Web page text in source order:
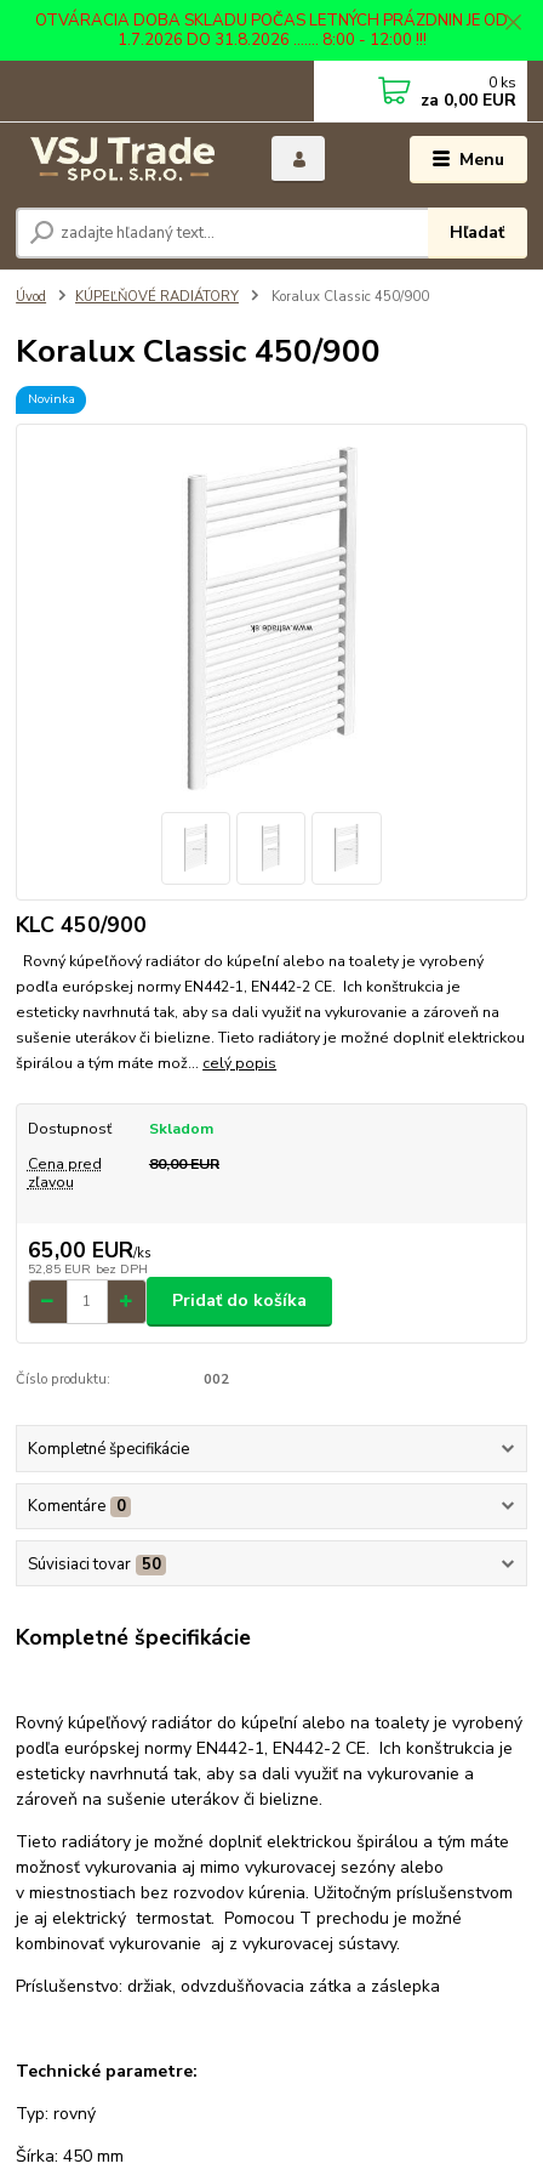
OTVÁRACIA DOBA SKLADU POČAS LETNÝCH PRÁZDNIN JE OD
1.7.2026 DO 31.8.2026 ....... 8:00 - 12:00 !!!
Menu
Hľadať
0 ks
za 0,00 EUR
Úvod KÚPEĽŇOVÉ RADIÁTORY Koralux Classic 450/900
Koralux Classic 450/900
Novinka
KLC 450/900
Rovný kúpeľňový radiátor do kúpeľní alebo na toalety je vyrobený
podľa európskej normy EN442-1, EN442-2 CE. Ich konštrukcia je
esteticky navrhnutá tak, aby sa dali využiť na vykurovanie a zároveň na
sušenie uterákov či bielizne. Tieto radiátory je možné doplniť elektrickou
špirálou a tým máte mož... celý popis
Dostupnosť
Skladom
Cena pred
zľavou
80,00 EUR
65,00 EUR/ks
52,85 EUR bez DPH
Pridať do košíka
Číslo produktu: 002
Kompletné špecifikácie
Komentáre 0
Súvisiaci tovar 50
Kompletné špecifikácie
Rovný kúpeľňový radiátor do kúpeľní alebo na toalety je vyrobený
podľa európskej normy EN442-1, EN442-2 CE. Ich konštrukcia je
esteticky navrhnutá tak, aby sa dali využiť na vykurovanie a
zároveň na sušenie uterákov či bielizne.
Tieto radiátory je možné doplniť elektrickou špirálou a tým máte
možnosť vykurovania aj mimo vykurovacej sezóny alebo
v miestnostiach bez rozvodov kúrenia. Užitočným príslušenstvom
je aj elektrický termostat. Pomocou T prechodu je možné
kombinovať vykurovanie aj z vykurovacej sústavy.
Príslušenstvo: držiak, odvzdušňovacia zátka a záslepka
Technické parametre:
Typ: rovný
Šírka: 450 mm